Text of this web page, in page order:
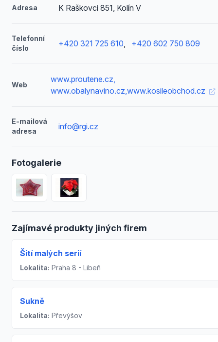
Adresa K Raškovci 851, Kolín V
Telefonní
číslo
+420 321 725 610, +420 602 750 809
Web
www.proutene.cz,
www.obalynavino.cz,www.kosileobchod.cz
E-mailová
adresa
info@rgi.cz
Fotogalerie
Zajímavé produkty jiných firem
Šití malých serií
Lokalita: Praha 8 - Libeň
Sukně
Lokalita: Převýšov